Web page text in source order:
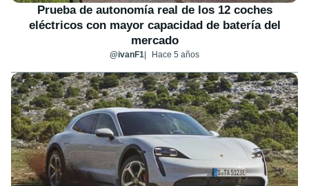
Prueba de autonomía real de los 12 coches
eléctricos con mayor capacidad de batería del
mercado
@ivanF1 Hace 5 años